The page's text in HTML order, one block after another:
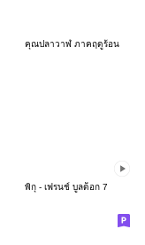
คุณปลาวาฬ ภาคฤดูร้อน
พิกุ - เฟรนช์ บูลด็อก 7